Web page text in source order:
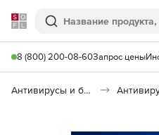
Softline
Поиск
8 (800) 200-08-60Запрос цены
Антивирусы и безопасность